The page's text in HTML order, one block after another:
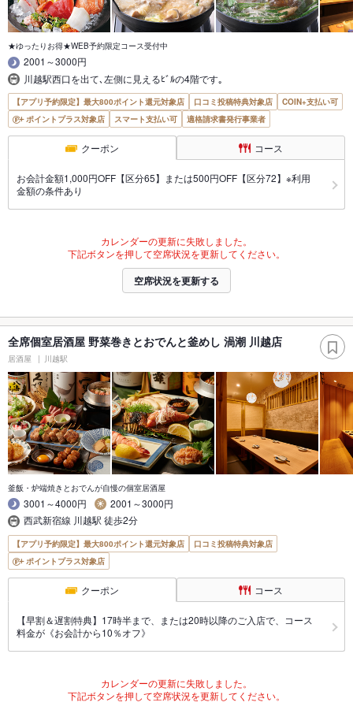
★ゆったりお得★WEB予約限定コース受付中
2001～3000円
川越駅西口を出て､左側に見えるﾋﾞﾙの4階です｡
【アプリ予約限定】最大800ポイント還元対象店 口コミ投稿特典対象店
COIN+支払い可
ポイントプラス対象店
スマート支払い可 適格請求書発行事業者
クーポン コース
お会計金額1,000円OFF【区分65】または500円OFF【区分72】※利用
金額の条件あり
カレンダーの更新に失敗しました。
下記ボタンを押して空席状況を更新してください。
空席状況を更新する
全席個室居酒屋 野菜巻きとおでんと釜めし 渦潮 川越店
居酒屋 川越駅
釜飯・炉端焼きとおでんが自慢の個室居酒屋
3001～4000円
2001～3000円
西武新宿線 川越駅 徒歩2分
【アプリ予約限定】最大800ポイント還元対象店
口コミ投稿特典対象店
ポイントプラス対象店
クーポン コース
【早割＆遅割特典】17時半まで、または20時以降のご入店で、コース
料金が《お会計から10％オフ》
カレンダーの更新に失敗しました。
下記ボタンを押して空席状況を更新してください。